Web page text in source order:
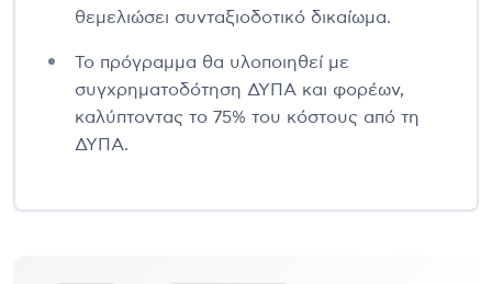
θεμελιώσει συνταξιοδοτικό δικαίωμα.
Το πρόγραμμα θα υλοποιηθεί με
συγχρηματοδότηση ΔΥΠΑ και φορέων,
καλύπτοντας το 75% του κόστους από τη
ΔΥΠΑ.